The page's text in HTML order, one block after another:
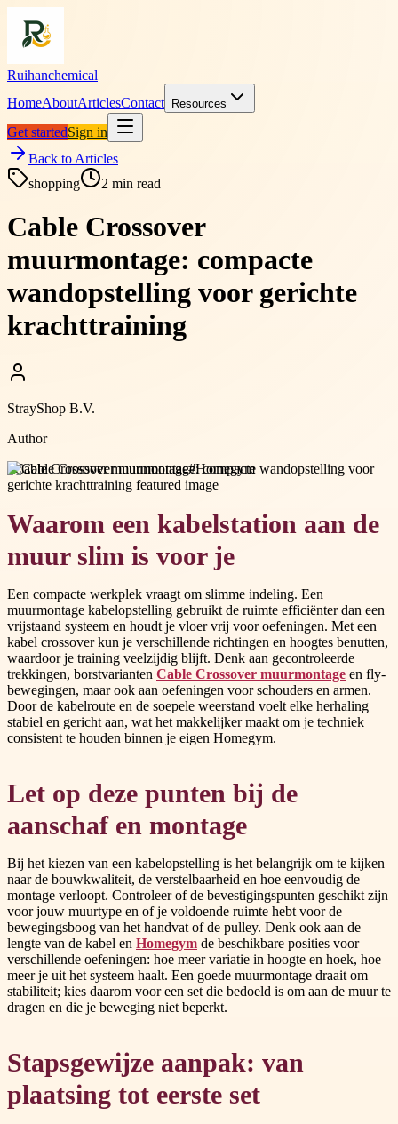
Ruihanchemical
HomeAboutArticlesContact Resources
Get startedSign in
Back to Articles
shopping
2 min read
Cable Crossover
muurmontage: compacte
wandopstelling voor gerichte
krachttraining
StrayShop B.V.
Author
#Cable Crossover muurmontage#Homegym
Waarom een kabelstation aan de
muur slim is voor je
Een compacte werkplek vraagt om slimme indeling. Een
muurmontage kabelopstelling gebruikt de ruimte efficiënter dan een
vrijstaand systeem en houdt je vloer vrij voor oefeningen. Met een
kabel crossover kun je verschillende richtingen en hoogtes benutten,
waardoor je training veelzijdig blijft. Denk aan gecontroleerde
trekkingen, borstvarianten Cable Crossover muurmontage en fly-
bewegingen, maar ook aan oefeningen voor schouders en armen.
Door de kabelroute en de soepele weerstand voelt elke herhaling
stabiel en gericht aan, wat het makkelijker maakt om je techniek
consistent te houden binnen je eigen Homegym.
Let op deze punten bij de
aanschaf en montage
Bij het kiezen van een kabelopstelling is het belangrijk om te kijken
naar de bouwkwaliteit, de verstelbaarheid en hoe eenvoudig de
montage verloopt. Controleer of de bevestigingspunten geschikt zijn
voor jouw muurtype en of je voldoende ruimte hebt voor de
bewegingsboog van het handvat of de pulley. Denk ook aan de
lengte van de kabel en Homegym de beschikbare posities voor
verschillende oefeningen: hoe meer variatie in hoogte en hoek, hoe
meer je uit het systeem haalt. Een goede muurmontage draait om
stabiliteit; kies daarom voor een set die bedoeld is om aan de muur te
dragen en die je beweging niet beperkt.
Stapsgewijze aanpak: van
plaatsing tot eerste set